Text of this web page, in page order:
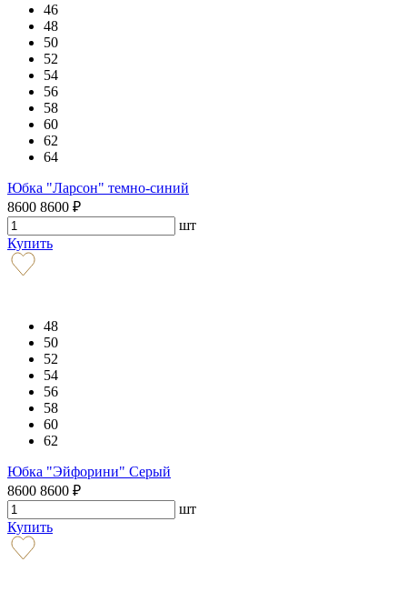
46
48
50
52
54
56
58
60
62
64
Юбка "Ларсон" темно-синий
8600 8600 ₽
шт
Купить
48
50
52
54
56
58
60
62
Юбка "Эйфорини" Серый
8600 8600 ₽
шт
Купить